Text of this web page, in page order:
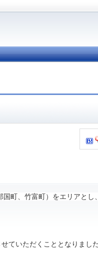
町、竹富町）をエリアとし
ていただくこととなりまし